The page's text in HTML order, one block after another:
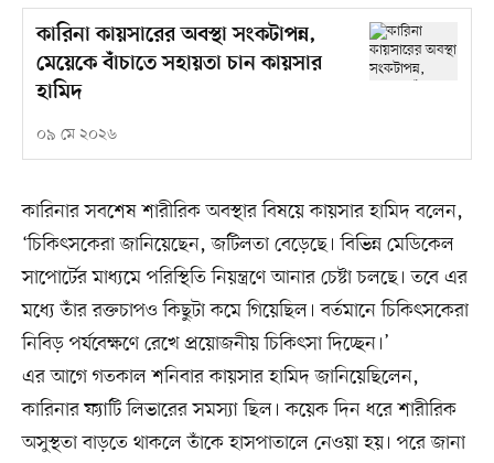
কারিনা কায়সারের অবস্থা সংকটাপন্ন,
মেয়েকে বাঁচাতে সহায়তা চান কায়সার
হামিদ
০৯ মে ২০২৬
কারিনার সবশেষ শারীরিক অবস্থার বিষয়ে কায়সার হামিদ বলেন,
‘চিকিৎসকেরা জানিয়েছেন, জটিলতা বেড়েছে। বিভিন্ন মেডিকেল
সাপোর্টের মাধ্যমে পরিস্থিতি নিয়ন্ত্রণে আনার চেষ্টা চলছে। তবে এর
মধ্যে তাঁর রক্তচাপও কিছুটা কমে গিয়েছিল। বর্তমানে চিকিৎসকেরা
নিবিড় পর্যবেক্ষণে রেখে প্রয়োজনীয় চিকিৎসা দিচ্ছেন।’
এর আগে গতকাল শনিবার কায়সার হামিদ জানিয়েছিলেন,
কারিনার ফ্যাটি লিভারের সমস্যা ছিল। কয়েক দিন ধরে শারীরিক
অসুস্থতা বাড়তে থাকলে তাঁকে হাসপাতালে নেওয়া হয়। পরে জানা